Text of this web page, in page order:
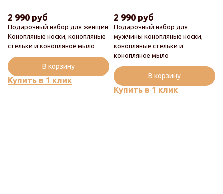
Подарочный набор для женщин
Конопляные носки, конопляные
стельки и конопляное мыло
2 990 руб
Купить в 1 клик
В корзину
Подарочный набор для
мужчины конопляные носки,
конопляные стельки и
конопляное мыло
2 990 руб
Купить в 1 клик
В корзину